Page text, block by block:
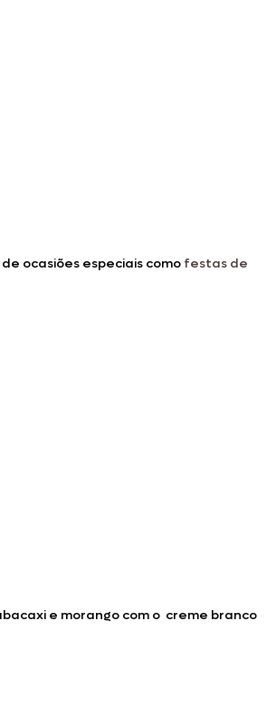
ocasiões especiais como festas de
e morango com o creme branco